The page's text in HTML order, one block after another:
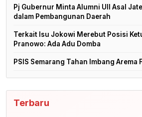
Pj Gubernur Minta Alumni UII Asal
dalam Pembangunan Daerah
Terkait Isu Jokowi Merebut Posisi
Pranowo: Ada Adu Domba
PSIS Semarang Tahan Imbang Arema
Terbaru